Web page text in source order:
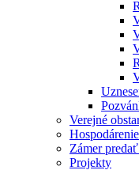
Verejné
Hospodárenie
Zámer
Projekty